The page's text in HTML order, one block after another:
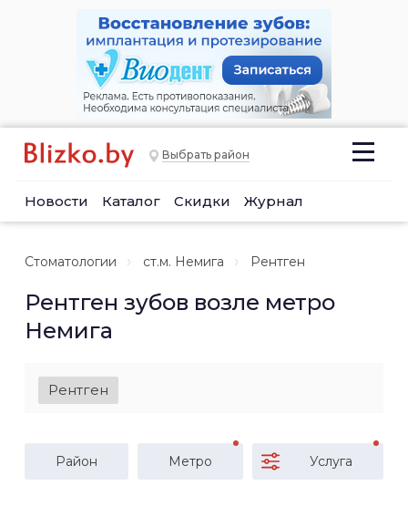
Выбрать район
Новости Каталог Скидки Журнал
Стоматологии ст.м. Немига Рентген
Рентген зубов возле метро
Немига
Рентген
Район Метро Услуга